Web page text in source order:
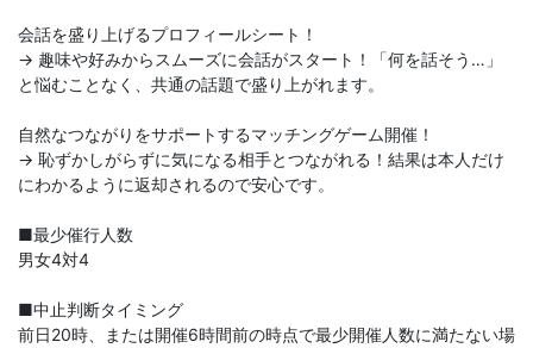
会話を盛り上げるプロフィールシート！
→ 趣味や好みからスムーズに会話がスタート！「何を話そう…」
と悩むことなく、共通の話題で盛り上がれます。
自然なつながりをサポートするマッチングゲーム開催！
→ 恥ずかしがらずに気になる相手とつながれる！結果は本人だけ
にわかるように返却されるので安心です。
■最少催行人数
男女4対4
■中止判断タイミング
前日20時、または開催6時間前の時点で最少開催人数に満たない場